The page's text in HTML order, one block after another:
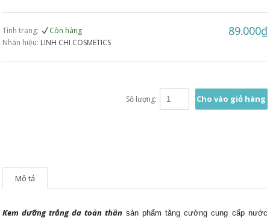
Tình trạng:
Còn hàng
Nhãn hiệu: LINH CHI COSMETICS
89.000₫
Cho vào giỏ hàng
Số lượng:
Mô tả
Kem dưỡng trắng da toàn thân sản phẩm tăng cường cung cấp nước